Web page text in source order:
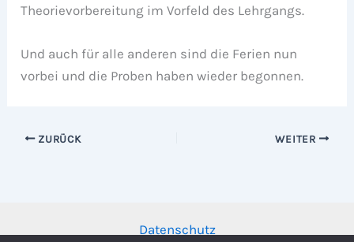
Theorievorbereitung im Vorfeld des Lehrgangs.
Und auch für alle anderen sind die Ferien nun
vorbei und die Proben haben wieder begonnen.
ZURÜCK WEITER
Datenschutz